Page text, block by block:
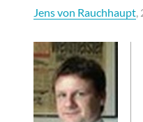
Jens von Rauchhaupt,